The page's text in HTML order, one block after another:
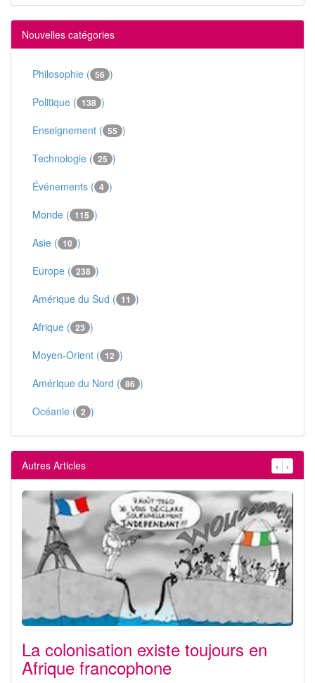
Nouvelles catégories
Philosophie ( 56 )
Politique ( 138 )
Enseignement ( 55 )
Technologie ( 25 )
Événements ( 4 )
Monde ( 115 )
Asie ( 10 )
Europe ( 238 )
Amérique du Sud ( 11 )
Afrique ( 23 )
Moyen-Orient ( 12 )
Amérique du Nord ( 86 )
Océanie ( 2 )
Autres Articles ‹ ›
La colonisation existe toujours en
Afrique francophone